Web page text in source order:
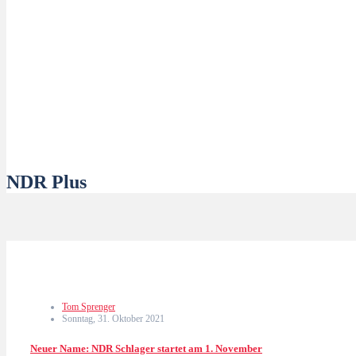
NDR Plus
Tom Sprenger
Sonntag, 31. Oktober 2021
Neuer Name: NDR Schlager startet am 1. November